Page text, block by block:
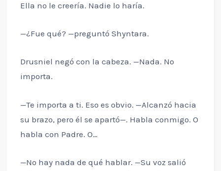
Ella no le creería. Nadie lo haría.
—¿Fue qué? —preguntó Shyntara.
Drusniel negó con la cabeza. —Nada. No
importa.
—Te importa a ti. Eso es obvio. —Alcanzó hacia
su brazo, pero él se apartó—. Habla conmigo. O
habla con Padre. O…
—No hay nada de qué hablar. —Su voz salió